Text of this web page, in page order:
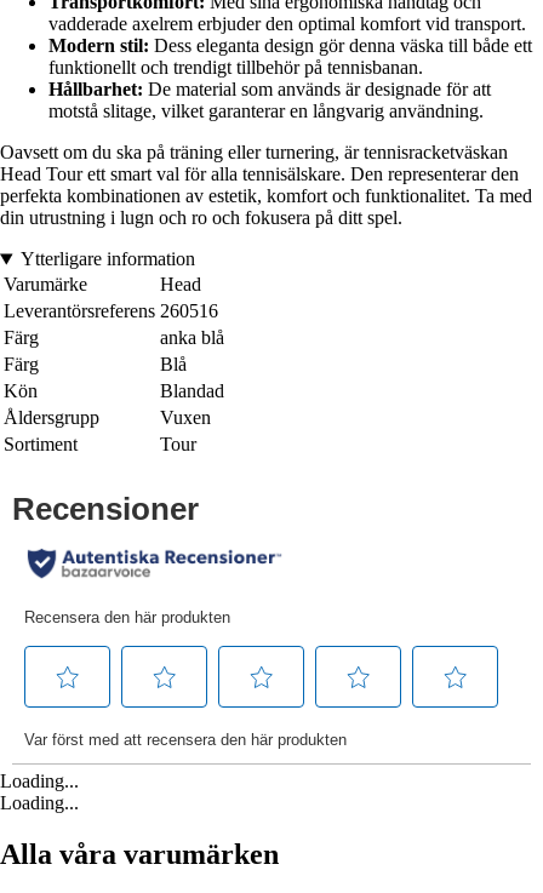
vadderade axelrem erbjuder den optimal komfort vid transport.
Modern stil: Dess eleganta design gör denna väska till både ett
funktionellt och trendigt tillbehör på tennisbanan.
Hållbarhet: De material som används är designade för att
motstå slitage, vilket garanterar en långvarig användning.
Oavsett om du ska på träning eller turnering, är tennisracketväskan
Head Tour ett smart val för alla tennisälskare. Den representerar den
perfekta kombinationen av estetik, komfort och funktionalitet. Ta med
din utrustning i lugn och ro och fokusera på ditt spel.
Ytterligare information
Varumärke
Head
Leverantörsreferens 260516
Färg
anka blå
Färg
Blå
Kön
Blandad
Åldersgrupp
Vuxen
Sortiment
Tour
Loading...
Loading...
Alla våra varumärken